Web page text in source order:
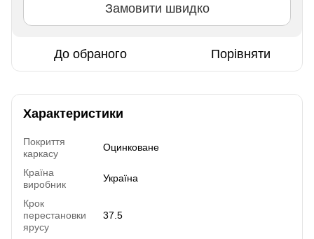
Замовити швидко
До обраного Порівняти
Характеристики
Покриття
каркасу
Оцинковане
Країна
виробник
Україна
Крок
перестановки
ярусу
37.5